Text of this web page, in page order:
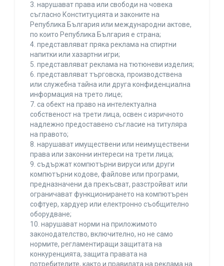
3. нарушават права или свободи на човека
съгласно Конституцията и законите на
Република България или международни актове,
по които Република България е страна;
4. представляват пряка реклама на спиртни
напитки или хазартни игри;
5. представляват реклама на тютюневи изделия;
6. представляват търговска, производствена
или служебна тайна или друга конфиденциална
информация на трето лице;
7. са обект на право на интелектуална
собственост на трети лица, освен с изричното
надлежно предоставено съгласие на титуляра
на правото;
8. нарушават имуществени или неимуществени
права или законни интереси на трети лица;
9. съдържат компютърни вируси или други
компютърни кодове, файлове или програми,
предназначени да прекъсват, разстройват или
ограничават функционирането на компютърен
софтуер, хардуер или електронно съобщително
оборудване;
10. нарушават норми на приложимото
законодателство, включително, но не само
нормите, регламентиращи защитата на
конкуренцията, защита правата на
потребителите, както и правилата на реклама на